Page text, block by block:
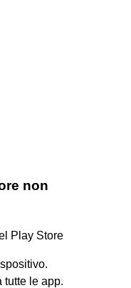
non
Play Store
tutte le app.